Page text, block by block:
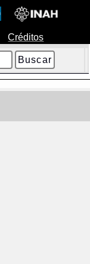
Créditos